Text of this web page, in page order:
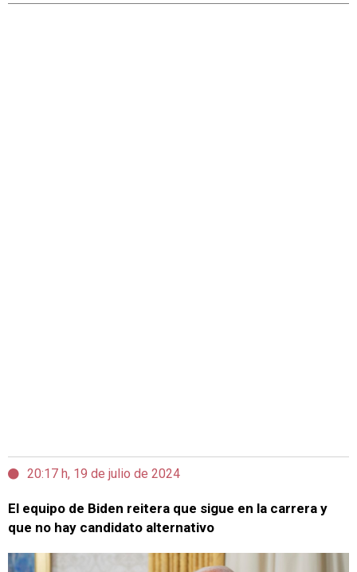
20:17 h, 19 de julio de 2024
El equipo de Biden reitera que sigue en la carrera y
que no hay candidato alternativo